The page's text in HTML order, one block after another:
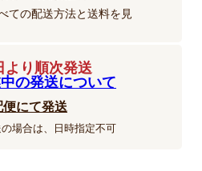
ての配送方法と送料を見
より順次発送
の発送について
便にて発送
場合は、日時指定不可